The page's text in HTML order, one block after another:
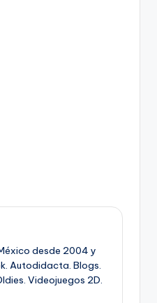
desde 2004 y
Autodidacta. Blogs.
Videojuegos 2D.